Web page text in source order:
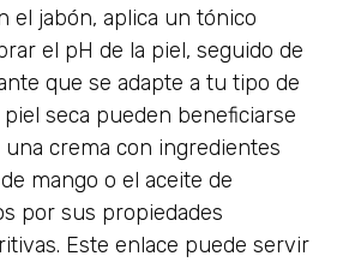
el jabón, aplica un tónico
el pH de la piel, seguido de
que se adapte a tu tipo de
seca pueden beneficiarse
crema con ingredientes
mango o el aceite de
por sus propiedades
Este enlace puede servir